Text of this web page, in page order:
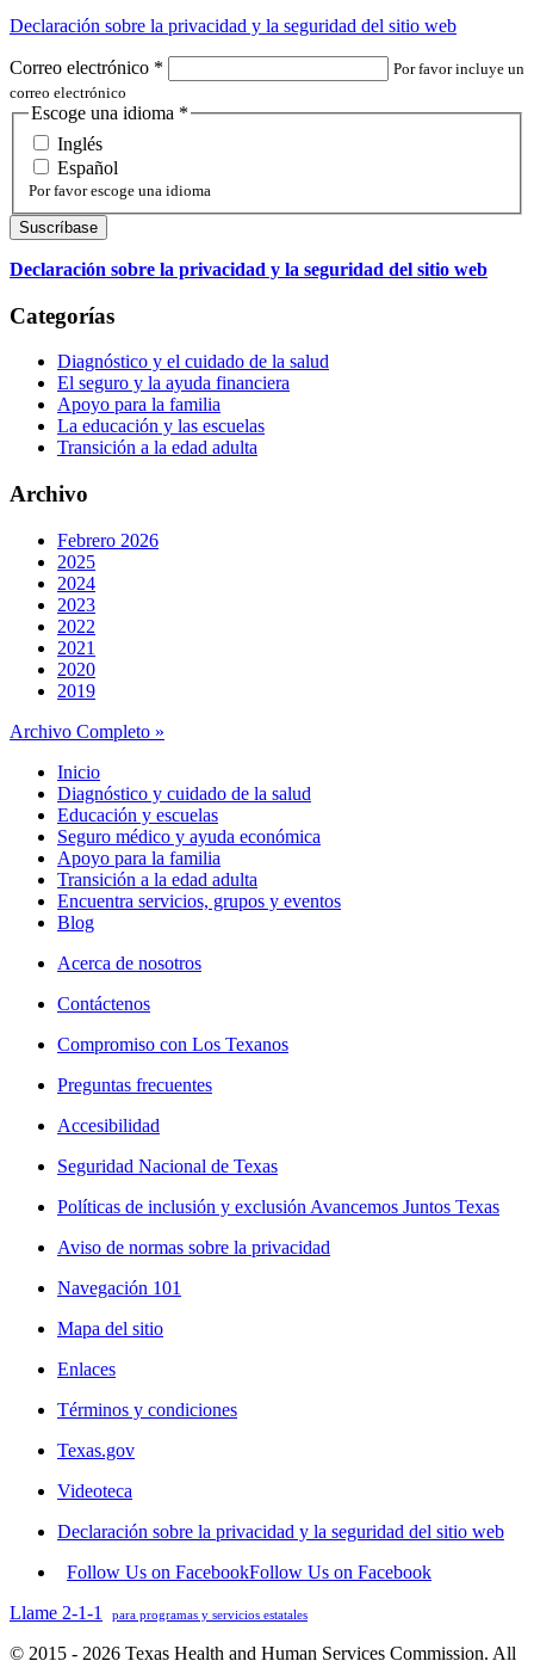
Declaración sobre la privacidad y la seguridad del sitio web
Correo electrónico *
Por favor incluye un
correo electrónico
Escoge una idioma *
Inglés
Español
Por favor escoge una idioma
Declaración sobre la privacidad y la seguridad del sitio web
Categorías
Diagnóstico y el cuidado de la salud
El seguro y la ayuda financiera
Apoyo para la familia
La educación y las escuelas
Transición a la edad adulta
Archivo
Febrero 2026
2025
2024
2023
2022
2021
2020
2019
Archivo Completo »
Inicio
Diagnóstico y cuidado de la salud
Educación y escuelas
Seguro médico y ayuda económica
Apoyo para la familia
Transición a la edad adulta
Encuentra servicios, grupos y eventos
Blog
Acerca de nosotros
Contáctenos
Compromiso con Los Texanos
Preguntas frecuentes
Accesibilidad
Seguridad Nacional de Texas
Políticas de inclusión y exclusión Avancemos Juntos Texas
Aviso de normas sobre la privacidad
Navegación 101
Mapa del sitio
Enlaces
Términos y condiciones
Texas.gov
Videoteca
Declaración sobre la privacidad y la seguridad del sitio web
Follow Us on FacebookFollow Us on Facebook
Llame 2-1-1
para programas y servicios estatales
© 2015 - 2026 Texas Health and Human Services Commission. All